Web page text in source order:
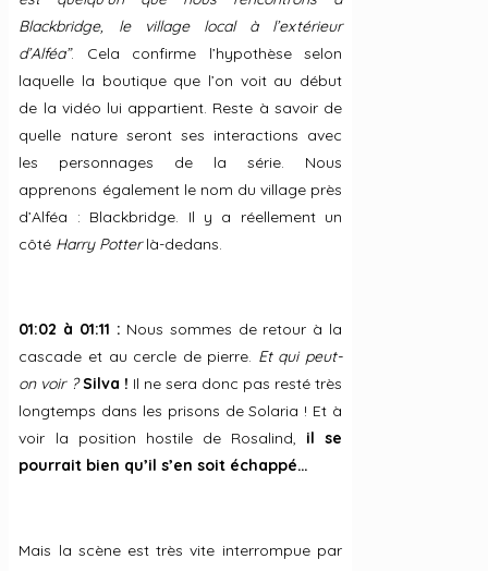
Blackbridge, le village local à l’extérieur
d’Alféa”. Cela confirme l’hypothèse selon
laquelle la boutique que l’on voit au début
de la vidéo lui appartient. Reste à savoir de
quelle nature seront ses interactions avec
les personnages de la série. Nous
apprenons également le nom du village près
d’Alféa : Blackbridge. Il y a réellement un
côté Harry Potterlà-dedans.
01:02 à 01:11 : Nous sommes de retour à la
cascade et au cercle de pierre. Et qui peut-
on voir ? Silva ! Il ne sera donc pas resté très
longtemps dans les prisons de Solaria ! Et à
voir la position hostile de Rosalind, il se
pourrait bien qu’il s’en soit échappé…
Mais la scène est très vite interrompue par